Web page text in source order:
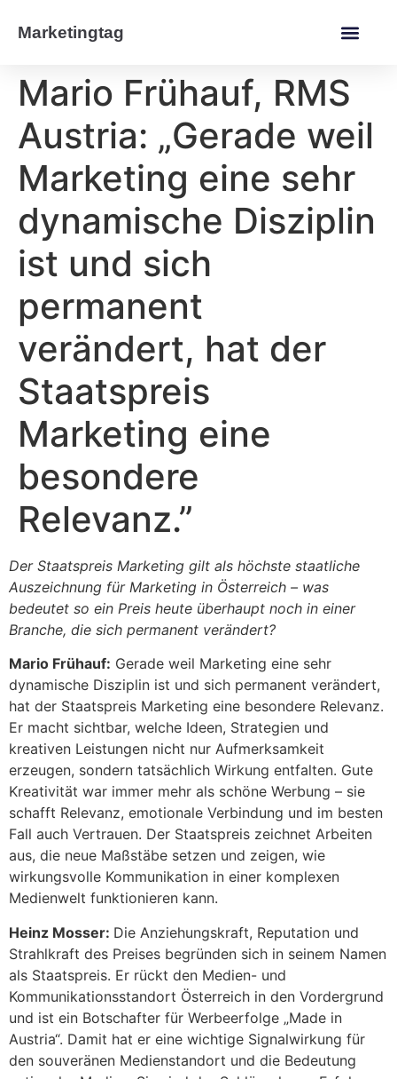
Marketingtag
Mario Frühauf, RMS
Austria: „Gerade weil
Marketing eine sehr
dynamische Disziplin
ist und sich
permanent
verändert, hat der
Staatspreis
Marketing eine
besondere
Relevanz.”
Der Staatspreis Marketing gilt als höchste staatliche
Auszeichnung für Marketing in Österreich – was
bedeutet so ein Preis heute überhaupt noch in einer
Branche, die sich permanent verändert?
Mario Frühauf: Gerade weil Marketing eine sehr
dynamische Disziplin ist und sich permanent verändert,
hat der Staatspreis Marketing eine besondere Relevanz.
Er macht sichtbar, welche Ideen, Strategien und
kreativen Leistungen nicht nur Aufmerksamkeit
erzeugen, sondern tatsächlich Wirkung entfalten. Gute
Kreativität war immer mehr als schöne Werbung – sie
schafft Relevanz, emotionale Verbindung und im besten
Fall auch Vertrauen. Der Staatspreis zeichnet Arbeiten
aus, die neue Maßstäbe setzen und zeigen, wie
wirkungsvolle Kommunikation in einer komplexen
Medienwelt funktionieren kann.
Heinz Mosser: Die Anziehungskraft, Reputation und
Strahlkraft des Preises begründen sich in seinem Namen
als Staatspreis. Er rückt den Medien- und
Kommunikationsstandort Österreich in den Vordergrund
und ist ein Botschafter für Werbeerfolge „Made in
Austria“. Damit hat er eine wichtige Signalwirkung für
den souveränen Medienstandort und die Bedeutung